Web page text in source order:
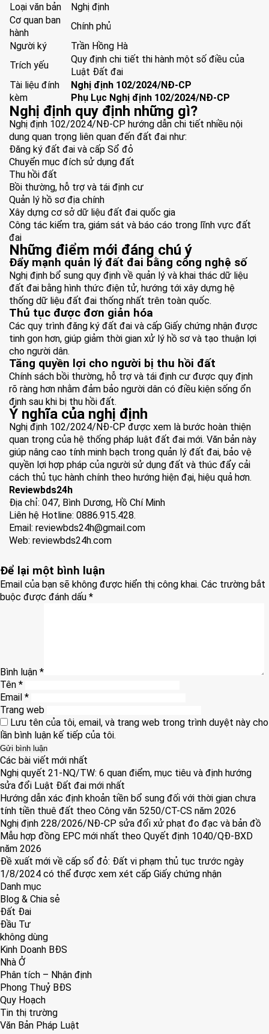
Loại văn bản
Nghị định
Cơ quan ban
hành
Chính phủ
Người ký
Trần Hồng Hà
Trích yếu
Quy định chi tiết thi hành một số điều của
Luật Đất đai
Tài liệu đính
kèm
Nghị định 102/2024/NĐ-CP
Phụ Lục Nghị định 102/2024/NĐ-CP
Nghị định quy định những gì?
Nghị định 102/2024/NĐ-CP hướng dẫn chi tiết nhiều nội
dung quan trọng liên quan đến đất đai như:
Đăng ký đất đai và cấp Sổ đỏ
Chuyển mục đích sử dụng đất
Thu hồi đất
Bồi thường, hỗ trợ và tái định cư
Quản lý hồ sơ địa chính
Xây dựng cơ sở dữ liệu đất đai quốc gia
Công tác kiểm tra, giám sát và báo cáo trong lĩnh vực đất
đai
Những điểm mới đáng chú ý
Đẩy mạnh quản lý đất đai bằng công nghệ số
Nghị định bổ sung quy định về quản lý và khai thác dữ liệu
đất đai bằng hình thức điện tử, hướng tới xây dựng hệ
thống dữ liệu đất đai thống nhất trên toàn quốc.
Thủ tục được đơn giản hóa
Các quy trình đăng ký đất đai và cấp Giấy chứng nhận được
tinh gọn hơn, giúp giảm thời gian xử lý hồ sơ và tạo thuận lợi
cho người dân.
Tăng quyền lợi cho người bị thu hồi đất
Chính sách bồi thường, hỗ trợ và tái định cư được quy định
rõ ràng hơn nhằm đảm bảo người dân có điều kiện sống ổn
định sau khi bị thu hồi đất.
Ý nghĩa của nghị định
Nghị định 102/2024/NĐ-CP được xem là bước hoàn thiện
quan trọng của hệ thống pháp luật đất đai mới. Văn bản này
giúp nâng cao tính minh bạch trong quản lý đất đai, bảo vệ
quyền lợi hợp pháp của người sử dụng đất và thúc đẩy cải
cách thủ tục hành chính theo hướng hiện đại, hiệu quả hơn.
Reviewbds24h
Địa chỉ: 047, Bình Dương, Hồ Chí Minh
Liên hệ Hotline: 0886.915.428.
Email: reviewbds24h@gmail.com
Web: reviewbds24h.com
Để lại một bình luận
Email của bạn sẽ không được hiển thị công khai. Các trường bắt
buộc được đánh dấu *
Bình luận *
Tên *
Email *
Trang web
Lưu tên của tôi, email, và trang web trong trình duyệt này cho
lần bình luận kế tiếp của tôi.
Các bài viết mới nhất
Nghị quyết 21-NQ/TW: 6 quan điểm, mục tiêu và định hướng
sửa đổi Luật Đất đai mới nhất
Hướng dẫn xác định khoản tiền bổ sung đối với thời gian chưa
tính tiền thuê đất theo Công văn 5250/CT-CS năm 2026
Nghị định 228/2026/NĐ-CP sửa đổi xử phạt đo đạc và bản đồ
Mẫu hợp đồng EPC mới nhất theo Quyết định 1040/QĐ-BXD
năm 2026
Đề xuất mới về cấp sổ đỏ: Đất vi phạm thủ tục trước ngày
1/8/2024 có thể được xem xét cấp Giấy chứng nhận
Danh mục
Blog & Chia sẻ
Đất Đai
Đầu Tư
không dùng
Kinh Doanh BĐS
Nhà Ở
Phân tích – Nhận định
Phong Thuỷ BĐS
Quy Hoạch
Tin thị trường
Văn Bản Pháp Luật